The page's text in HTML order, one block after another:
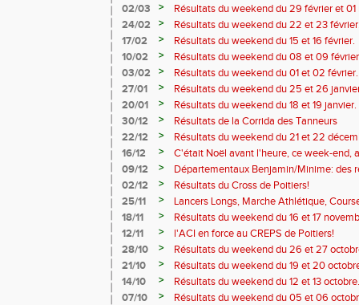
02/03
>
Résultats du weekend du 29 février et 01
24/02
>
Résultats du weekend du 22 et 23
17/02
>
Résultats du weekend du 15 et 16 février.
10/02
>
Résultats du weekend du 08 et 09
03/02
>
Résultats du weekend du 01 et 02 février.
27/01
>
Résultats du weekend du 25 et 26
20/01
>
Résultats du weekend du 18 et 19 janvier.
30/12
>
Résultats de la Corrida des Tanneurs
22/12
>
Résultats du weekend du 21 et 22
16/12
>
C'était Noël avant l'heure, ce week-end,
09/12
>
Départementaux Benjamin/Minime: des
02/12
>
Résultats du Cross de Poitiers!
25/11
>
Lancers Longs, Marche Athlétique,
tous les terrains!
18/11 >
Résultats du weekend du 16 et 17
12/11
>
l'ACI en force au CREPS de Poitiers!
28/10
>
Résultats du weekend du 26 et 27
21/10
>
Résultats du weekend du 19 et 20
14/10
>
Résultats du weekend du 12 et 13 octobre.
07/10
>
Résultats du weekend du 05 et 06